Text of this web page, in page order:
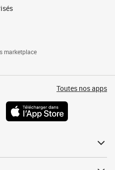
marketplace
Toutes nos apps